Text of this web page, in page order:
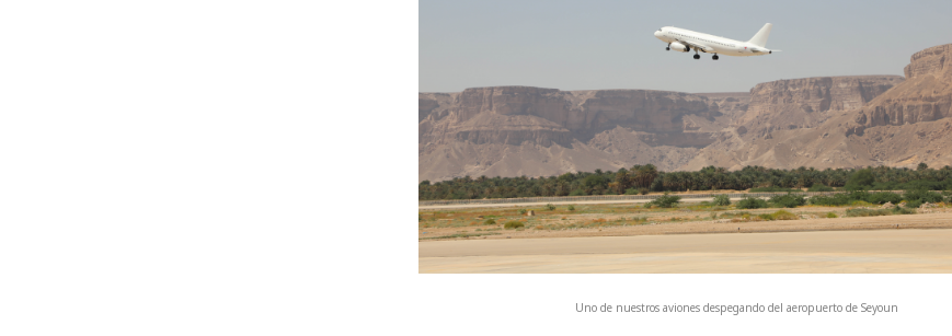
Uno de nuestros aviones despegando del aeropuerto de Seyoun